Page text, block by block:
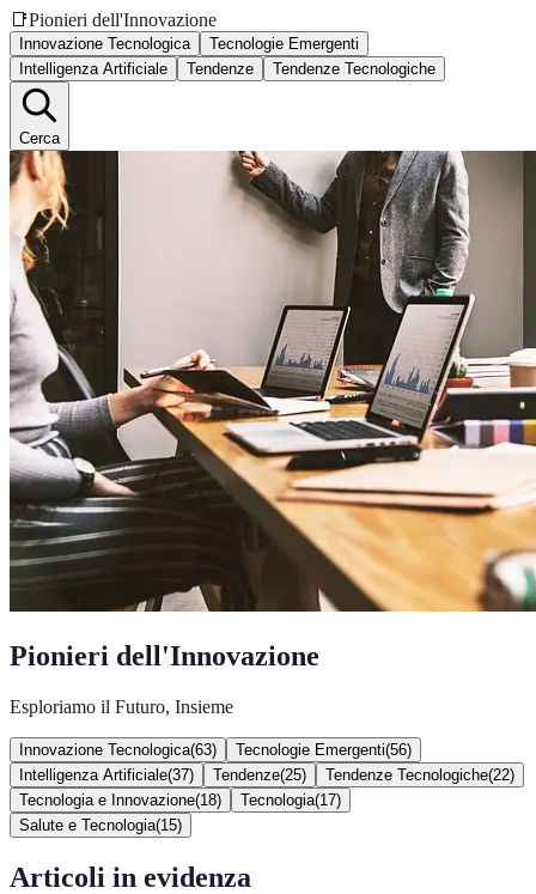
📑Pionieri dell'Innovazione
Innovazione Tecnologica
Tecnologie Emergenti
Intelligenza Artificiale
Tendenze Tendenze Tecnologiche
Cerca
Pionieri dell'Innovazione
Esploriamo il Futuro, Insieme
Innovazione Tecnologica(63) Tecnologie Emergenti(56)
Intelligenza Artificiale(37) Tendenze(25) Tendenze Tecnologiche(22)
Tecnologia e Innovazione(18) Tecnologia(17)
Salute e Tecnologia(15)
Articoli in evidenza